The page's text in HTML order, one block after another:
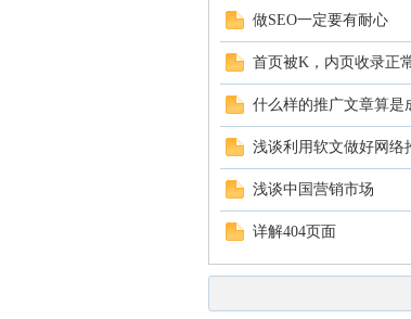
做SEO一定要有耐心
首页被K，内页收录正
什么样的推广文章算是
浅谈利用软文做好网络
浅谈中国营销市场
详解404页面